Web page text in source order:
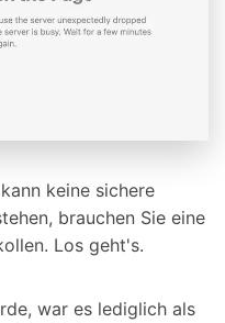
keine sichere
brauchen Sie eine
Los geht's.
war es lediglich als